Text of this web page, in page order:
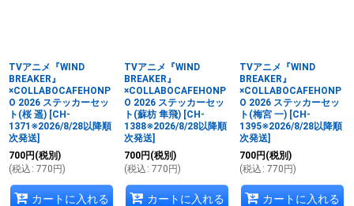
TVアニメ『WIND
BREAKER』
×COLLABOCAFEHONP
O 2026 ステッカーセッ
ト(桜 遥) [CH-
1371※2026/8/28以降順
次発送]
700円 (税別)
(税込 : 770 円)
カートに入れる
TVアニメ『WIND
BREAKER』
×COLLABOCAFEHONP
O 2026 ステッカーセッ
ト(蘇枋 隼飛) [CH-
1388※2026/8/28以降順
次発送]
700円 (税別)
(税込 : 770 円)
カートに入れる
TVアニメ『WIND
BREAKER』
×COLLABOCAFEHONP
O 2026 ステッカーセッ
ト(梅宮 一) [CH-
1395※2026/8/28以降順
次発送]
700円 (税別)
(税込 : 770 円)
カートに入れる